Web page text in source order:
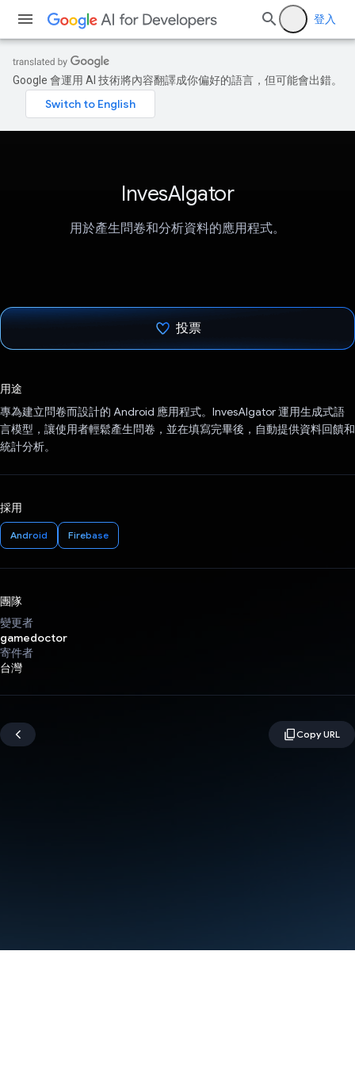
登入
Google 會運用 AI 技術將內容翻譯成你偏好的語言，但可能會出錯。
InvesAIgator
用於產生問卷和分析資料的應用程式。
投票
用途
專為建立問卷而設計的 Android 應用程式。InvesAIgator 運用生成式語
言模型，讓使用者輕鬆產生問卷，並在填寫完畢後，自動提供資料回饋和
統計分析。
採用
Android Firebase
團隊
變更者
gamedoctor
寄件者
台灣